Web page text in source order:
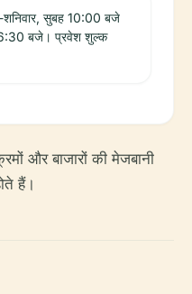
शनिवार, सुबह 10:00 बजे
बजे। प्रवेश शुल्क
और बाजारों की मेजबानी
हैं।